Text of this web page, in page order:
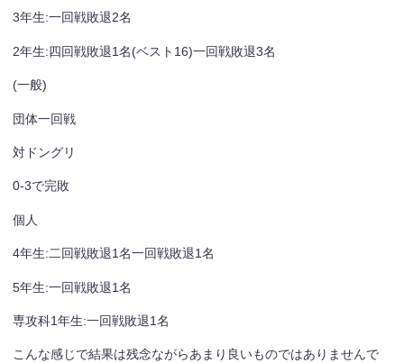
3年生:一回戦敗退2名
2年生:四回戦敗退1名(ベスト16)一回戦敗退3名
(一般)
団体一回戦
対ドングリ
0-3で完敗
個人
4年生:二回戦敗退1名一回戦敗退1名
5年生:一回戦敗退1名
専攻科1年生:一回戦敗退1名
こんな感じで結果は残念ながらあまり良いものではありませんで